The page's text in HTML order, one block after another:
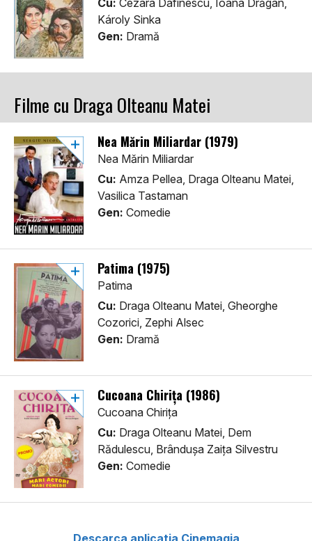
Cu: Cezara Dafinescu, Ioana Drăgan,
Károly Sinka
Gen: Dramă
Filme cu Draga Olteanu Matei
Nea Mărin Miliardar (1979)
Nea Mărin Miliardar
Cu: Amza Pellea, Draga Olteanu Matei,
Vasilica Tastaman
Gen: Comedie
Patima (1975)
Patima
Cu: Draga Olteanu Matei, Gheorghe
Cozorici, Zephi Alsec
Gen: Dramă
Cucoana Chirița (1986)
Cucoana Chirița
Cu: Draga Olteanu Matei, Dem
Rădulescu, Brândușa Zaița Silvestru
Gen: Comedie